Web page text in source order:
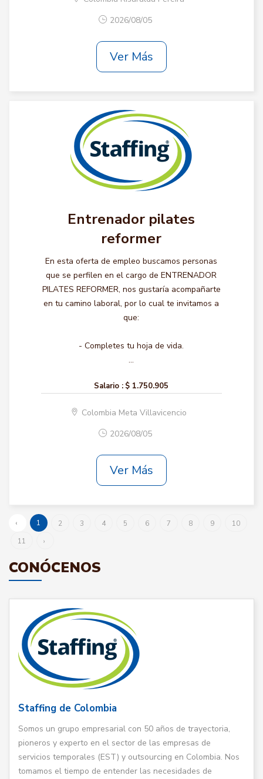
2026/08/05
Ver Más
Entrenador pilates
reformer
En esta oferta de empleo buscamos personas
que se perfilen en el cargo de ENTRENADOR
PILATES REFORMER, nos gustaría acompañarte
en tu camino laboral, por lo cual te invitamos a
que:
- Completes tu hoja de vida.
...
Salario : $ 1.750.905
Colombia Meta Villavicencio
2026/08/05
Ver Más
‹ 1 2 3 4 5 6 7 8 9
10
11
›
CONÓCENOS
Staffing de Colombia
Somos un grupo empresarial con 50 años de trayectoria,
pioneros y experto en el sector de las empresas de
servicios temporales (EST) y outsourcing en Colombia. Nos
tomamos el tiempo de entender las necesidades de